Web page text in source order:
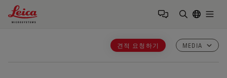
Leica Microsystems Logo
견적 요청하기 MEDIA